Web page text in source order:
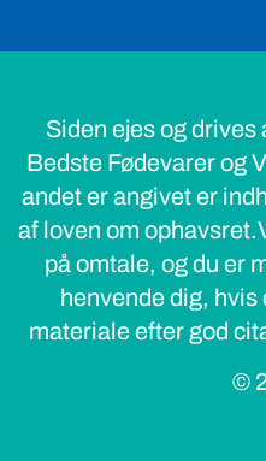
Siden ejes og
Bedste Fødevarer og
andet er angivet er
af loven om
på omtale, og du er
henvende dig, hvis
materiale efter god
©